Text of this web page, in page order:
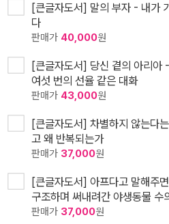
[큰글자도서] 말의 부자 - 내가
다
판매가 40,000원
[큰글자도서] 당신 곁의 아리아
여섯 번의 선율 같은 대화
판매가 43,000원
[큰글자도서] 차별하지 않는다
고 왜 반복되는가
판매가 37,000원
[큰글자도서] 아프다고 말해주
구조하며 써내려간 야생동물 수
판매가 37,000원